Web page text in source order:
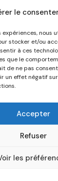
le
nous
stocker et/ou
à ces
que le
de ne pas
un effet négatif
Accepter
Refuser
les